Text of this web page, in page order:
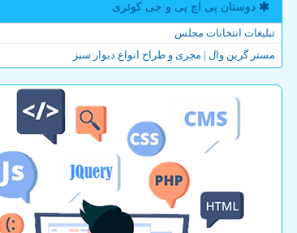
دوستان پی اچ پی و جی كوئری
تبلیغات انتخابات مجلس
مستر گرین وال | مجری و طراح انواع دیوار سبز